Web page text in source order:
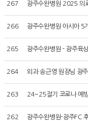
267 광주수완병원 2025 의
266 광주수완병원 아시아 5
265 광주수완병원 - 광주육
264 외과 송근영 원장님 광
263 24~25절기 코로나 예
262 광주수완병원-광주FC